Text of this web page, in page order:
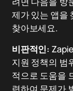
제가 있는 앱을
찾아보세요.
비판적인:
지원 정책의 범
적으로 도움을
련하여 문제가